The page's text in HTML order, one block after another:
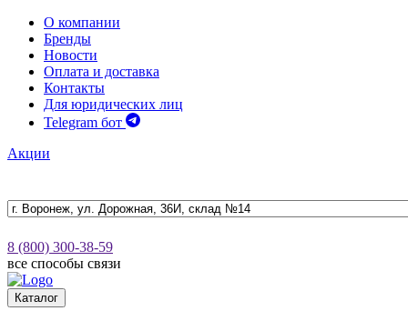
О компании
Бренды
Новости
Оплата и доставка
Контакты
Для юридических лиц
Telegram бот
Акции
8 (800) 300-38-59
все способы связи
Каталог